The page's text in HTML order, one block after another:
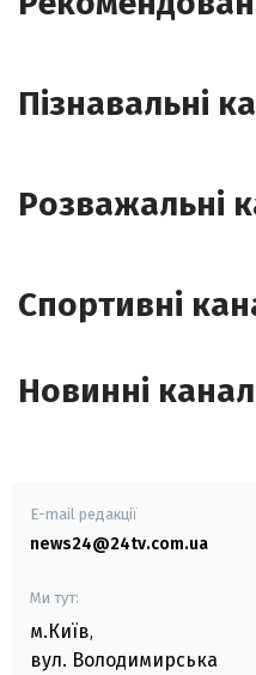
Пізнавальні
Розважальні
Спортивні
Новинні
E-mail редакції
news24@24tv.com.ua
Ми тут:
м.Київ,
вул. Володимирська